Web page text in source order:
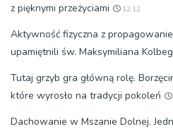
z pięknymi przeżyciami
12:12
Aktywność fizyczna z
upamiętnili św. Maksymiliana
Tutaj grzyb gra główną rolę.
które wyrosło na tradycji pokoleń
Dachowanie w Mszanie Dolnej.